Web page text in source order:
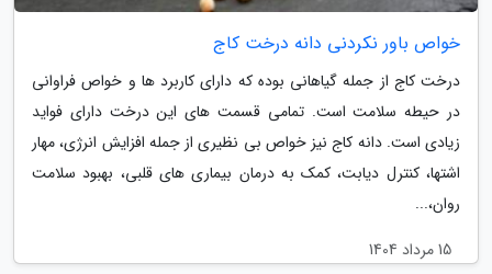
خواص باور نکردنی دانه درخت کاج
درخت کاج از جمله گیاهانی بوده که دارای کاربرد ها و خواص فراوانی
در حیطه سلامت است. تمامی قسمت های این درخت دارای فواید
زیادی است. دانه کاج نیز خواص بی نظیری از جمله افزایش انرژی، مهار
اشتها، کنترل دیابت، کمک به درمان بیماری های قلبی، بهبود سلامت
روان،...
15 مرداد 1404